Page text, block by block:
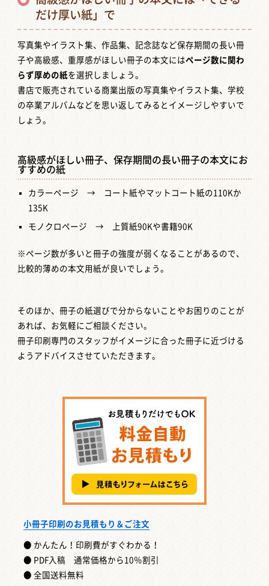
だけ厚い紙」で
写真集やイラスト集、作品集、記念誌など保存期間の長い冊
子や高級感、重厚感がほしい冊子の本文にはページ数に関わ
らず厚めの紙を選択しましょう。
書店で販売されている商業出版の写真集やイラスト集、学校
の卒業アルバムなどを思い返してみるとイメージしやすいで
しょう。
高級感がほしい冊子、保存期間の長い冊子の本文にお
すすめの紙
カラーページ → コート紙やマットコート紙の110Kか
135K
モノクロページ → 上質紙90Kや書籍90K
※ページ数が多いと冊子の強度が弱くなることがあるので、
比較的薄めの本文用紙が良いでしょう。
そのほか、冊子の紙選びで分からないことやお困りのことが
あれば、お気軽にご相談ください。
冊子印刷専門のスタッフがイメージに合った冊子に近づける
ようアドバイスさせていただきます。
小冊子印刷のお見積もり＆ご注文
● かんたん！印刷費がすぐわかる！
● PDF入稿 通常価格から10％割引
● 全国送料無料